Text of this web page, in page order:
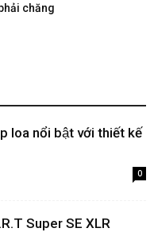
chăng
loa nổi bật với thiết kế
0
Super SE XLR